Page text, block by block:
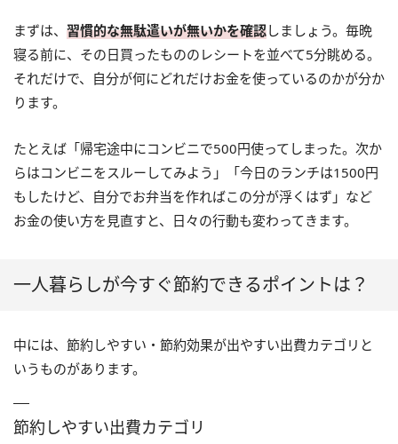
まずは、 習慣的な無駄遣いが無いかを確認しましょう。毎晩
寝る前に、その日買ったもののレシートを並べて5分眺める。
それだけで、自分が何にどれだけお金を使っているのかが分か
ります。
たとえば「帰宅途中にコンビニで500円使ってしまった。次か
らはコンビニをスルーしてみよう」「今日のランチは1500円
もしたけど、自分でお弁当を作ればこの分が浮くはず」など
お金の使い方を見直すと、日々の行動も変わってきます。
一人暮らしが今すぐ節約できるポイントは？
中には、節約しやすい・節約効果が出やすい出費カテゴリと
いうものがあります。
節約しやすい出費カテゴリ